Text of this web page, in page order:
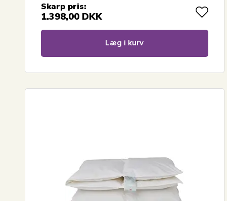
Skarp pris:
1.398,00 DKK
Læg i kurv